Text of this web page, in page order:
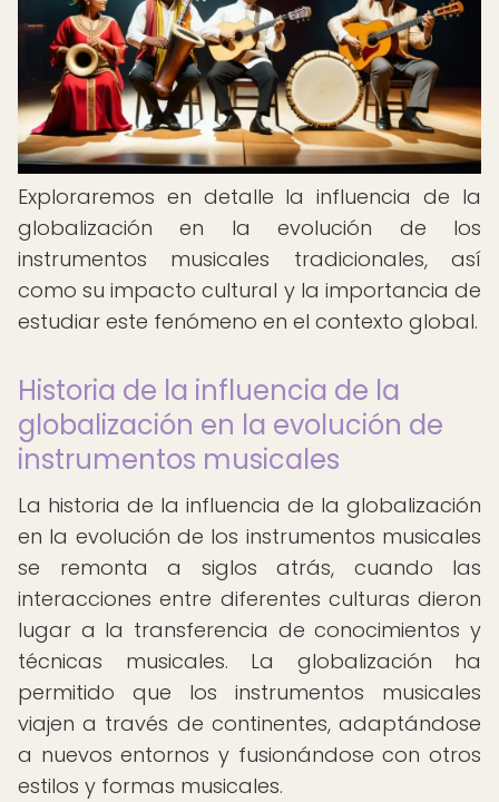
Exploraremos en detalle la influencia de la
globalización en la evolución de los
instrumentos musicales tradicionales, así
como su impacto cultural y la importancia de
estudiar este fenómeno en el contexto global.
Historia de la influencia de la
globalización en la evolución de
instrumentos musicales
La historia de la influencia de la globalización
en la evolución de los instrumentos musicales
se remonta a siglos atrás, cuando las
interacciones entre diferentes culturas dieron
lugar a la transferencia de conocimientos y
técnicas musicales. La globalización ha
permitido que los instrumentos musicales
viajen a través de continentes, adaptándose
a nuevos entornos y fusionándose con otros
estilos y formas musicales.